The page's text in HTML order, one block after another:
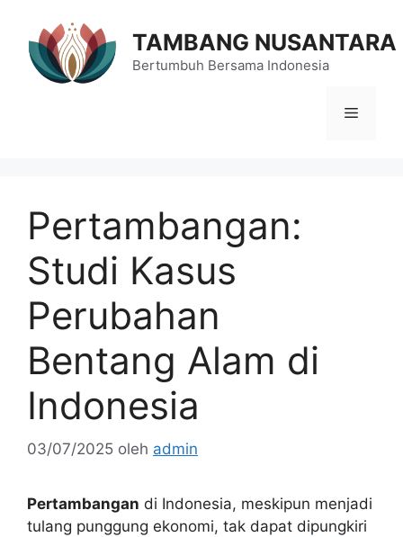
TAMBANG NUSANTARA
Bertumbuh Bersama Indonesia
Menu
Pertambangan:
Studi Kasus
Perubahan
Bentang Alam di
Indonesia
03/07/2025 oleh admin
Pertambangan di Indonesia, meskipun menjadi
tulang punggung ekonomi, tak dapat dipungkiri